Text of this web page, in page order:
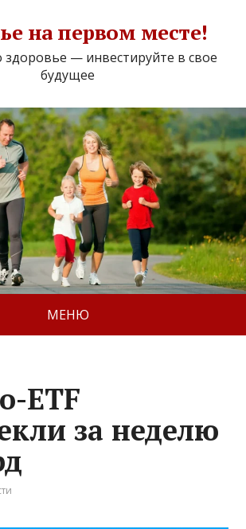
на первом месте!
здоровье — инвестируйте в свое
будущее
МЕНЮ
ETF
за неделю